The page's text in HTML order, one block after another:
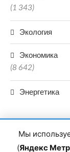
(1 343)
Экология
Экономика
(8 642)
Энергетика
Мы
(Яндекс